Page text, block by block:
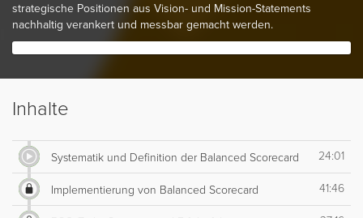
strategische Positionen aus Vision- und Mission-Statements
nachhaltig verankert und messbar gemacht werden.
Inhalte
Systematik und Definition der Balanced Scorecard 24:01
Implementierung von Balanced Scorecard 41:46